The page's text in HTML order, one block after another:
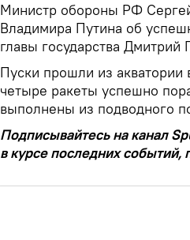
Министр обороны РФ
Владимира Путина об
главы государства Дмитрий
Пуски прошли из акватории
четыре ракеты успешно
выполнены из подводного
Подписывайтесь на канал
в курсе последних событий,